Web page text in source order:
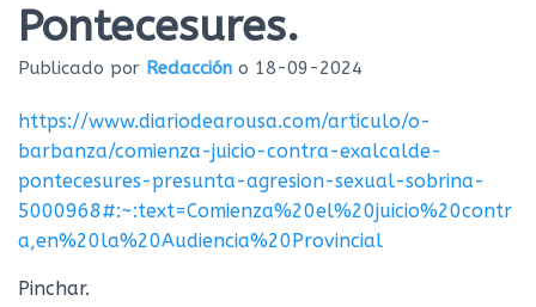
Pontecesures.
Publicado por Redacción o 18-09-2024
https://www.diariodearousa.com/articulo/o-
barbanza/comienza-juicio-contra-exalcalde-
pontecesures-presunta-agresion-sexual-sobrina-
5000968#:~:text=Comienza%20el%20juicio%20contr
a,en%20la%20Audiencia%20Provincial
Pinchar.